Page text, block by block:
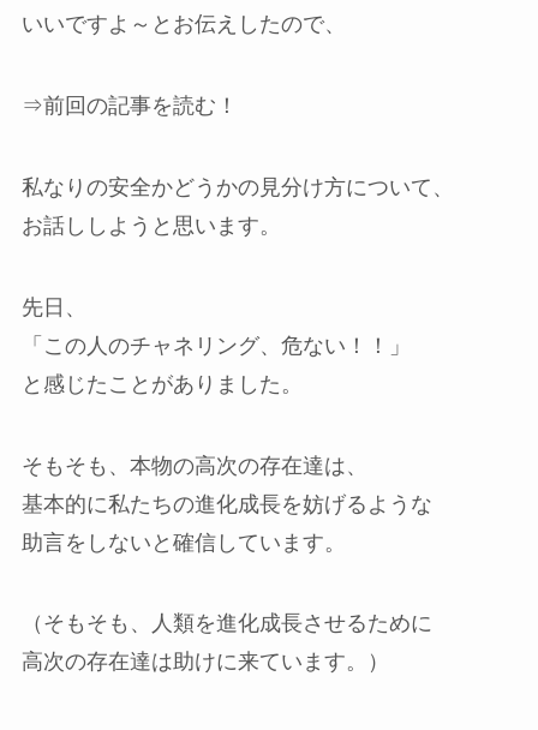
いいですよ～とお伝えしたので、
⇒前回の記事を読む！‎
私なりの安全かどうかの見分け方について、
お話ししようと思います。
先日、
「この人のチャネリング、危ない！！」
と感じたことがありました。
そもそも、本物の高次の存在達は、
基本的に私たちの進化成長を妨げるような
助言をしないと確信しています。
（そもそも、人類を進化成長させるために
高次の存在達は助けに来ています。）